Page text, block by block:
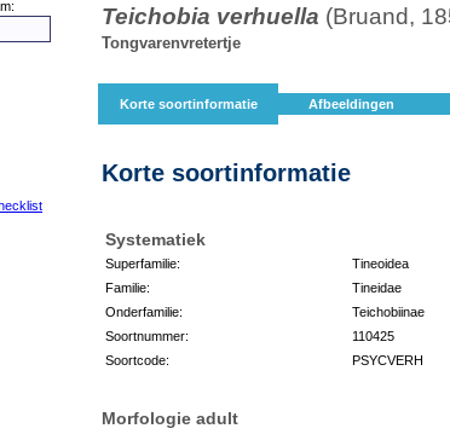
Teichobia verhuella (Bruand,
Tongvarenvretertje
Korte soortinformatie Afbeeldingen
Korte soortinformatie
Systematiek
Superfamilie:
Tineoidea
Familie:
Tineidae
Onderfamilie:
Teichobiinae
Soortnummer:
110425
Soortcode:
PSYCVERH
Morfologie adult